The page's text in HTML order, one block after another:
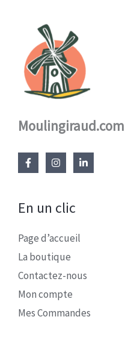
Moulingiraud.com
En un clic
Page d’accueil
La boutique
Contactez-nous
Mon compte
Mes Commandes